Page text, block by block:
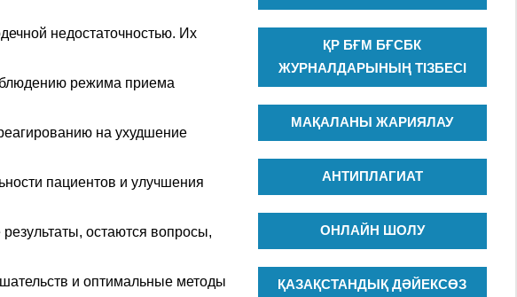
недостаточностью. Их
режима приема
на ухудшение
пациентов и улучшения
остаются вопросы,
и оптимальные методы
ҚР БҒМ БҒСБК
ЖУРНАЛДАРЫНЫҢ ТІЗБЕСІ
МАҚАЛАНЫ ЖАРИЯЛАУ
АНТИПЛАГИАТ
ОНЛАЙН ШОЛУ
ҚАЗАҚСТАНДЫҚ ДӘЙЕКСӨЗ